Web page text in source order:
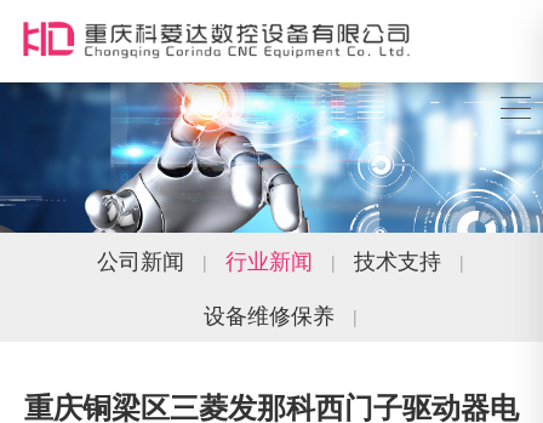
公司新闻 | 行业新闻 | 技术支持 |
设备维修保养 |
重庆铜梁区三菱发那科西门子驱动器电